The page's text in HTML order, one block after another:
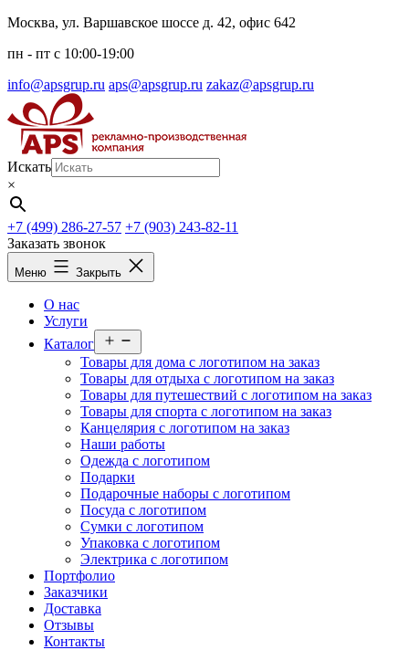
Перейти
содержимому
Москва, ул. Варшавское шоссе д. 42, офис 642
пн - пт c 10:00-19:00
info@apsgrup.ru aps@apsgrup.ru zakaz@apsgrup.ru
Искать
×
+7 (499) 286-27-57 +7 (903) 243-82-11
Заказать звонок
Меню Закрыть
О нас
Услуги
Каталог
меню
Товары для дома с логотипом на заказ
Товары для отдыха с логотипом на заказ
Товары для путешествий с логотипом на заказ
Товары для спорта с логотипом на заказ
Канцелярия с логотипом на заказ
Наши работы
Одежда с логотипом
Подарки
Подарочные наборы с логотипом
Посуда с логотипом
Сумки с логотипом
Упаковка с логотипом
Электрика с логотипом
Портфолио
Заказчики
Доставка
Отзывы
Контакты